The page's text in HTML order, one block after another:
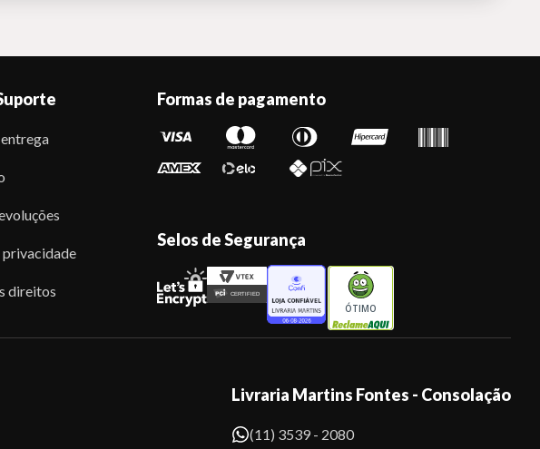
direitos
Formas de pagamento
Selos de Segurança
ÓTIMO
Livraria Martins Fontes - Consolação
(11) 3539 - 2080